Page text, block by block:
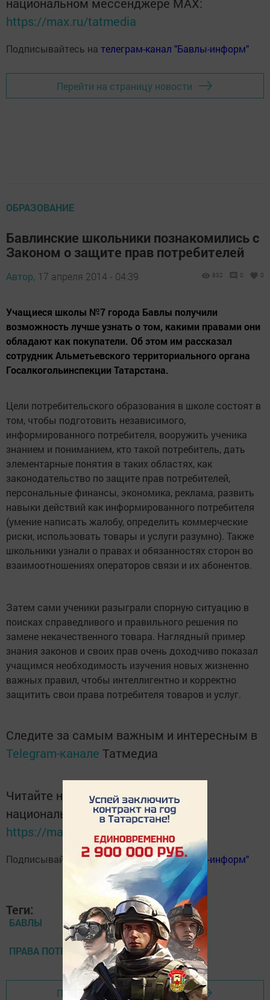
https://max.ru/tatmedia
Подписывайтесь на телеграм-канал "Бавлы-информ"
Перейти на страницу новости
ОБРАЗОВАНИЕ
Бавлинские школьники познакомились с
Законом о защите прав потребителей
Автор, 17 апреля 2014 - 04:39 832 0 0
Учащиеся школы №7 города Бавлы получили
возможность лучше узнать о том, какими правами они
обладают как покупатели. Об этом им рассказал
сотрудник Альметьевского территориального органа
Госалкогольинспекции Татарстана.
Цели потребительского образования в школе состоят в
том, чтобы подготовить независимого,
информированного потребителя, вооружить ученика
знанием и пониманием, кто такой потребитель, дать
элементарные понятия в таких областях, как
законодательство по защите прав потребителей,
персональные финансы, экономика, реклама, развить
навыки действий как информированного потребителя
(умение написать жалобу, определить коммерческие
риски, использовать товары и услуги разумно). Также
школьники узнали о правах и обязанностях сторон во
взаимоотношениях операторов связи и их абонентов.
Затем сами ученики разыграли спорную ситуацию в
поисках справедливого и правильного решения по
замене некачественного товара. Наглядный пример
знания законов и своих прав очень доходчиво показал
учащимся необходимость изучения новых жизненно
важных правил, чтобы интеллигентно и корректно
защитить свои права потребителя товаров и услуг.
Следите за самым важным и интересным в
Telegram-канале Татмедиа
Читайте новости Татарстана в
национальном мессенджере MАХ:
https://max.ru/tatmedia
Подписывайтесь нателеграм-канал "Бавлы-информ"
Теги:
БАВЛЫ
ПРАВА ПОТРЕБИТЕЛЕЙ
Перейти на страницу новости